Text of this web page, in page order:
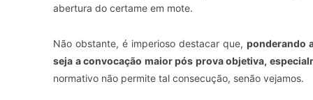
abertura do certame em mote.
Não obstante, é imperioso destacar que,ponderando
seja a convocação maior pós prova objetiva,
normativo não permite tal consecução, senão vejamos.